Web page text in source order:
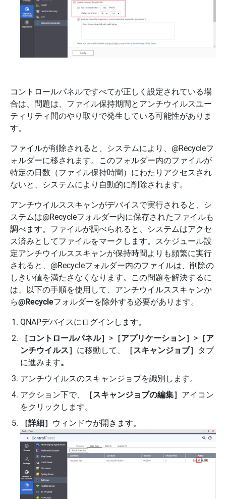
コントロールパネルですべてが正しく設定されている場
合は、問題は、ファイル保持期間とアンチウイルスユー
ティリティ間のやり取りで発生している可能性がありま
す。
ファイルが削除されると、システムにより、@Recycleフ
ォルダーに移されます。このフォルダー内のファイルが
特定の日数（ファイル保持時間）にわたりアクセスされ
ないと、システムにより自動的に削除されます。
アンチウイルススキャンがデバイスで実行されると、シ
ステムは@Recycleフォルダー内に保存されたファイルも
調べます。ファイルが調べられると、システムはアクセ
ス済みとしてファイルをマークします。スケジュール設
定アンチウイルススキャンが保持時間よりも頻繁に実行
されると、@Recycleフォルダー内のファイルは、削除の
しきい値を満たさなくなります。この問題を解決するに
は、以下の手順を使用して、アンチウイルススキャンか
ら@Recycleフォルダーを除外する必要があります。
QNAPデバイスにログインします。
［コントロールパネル］ > ［アプリケーション］ > ［ア
ンチウイルス］ に移動して、 ［スキャンジョブ］
タブ
に進みます。
アンチウイルスのスキャンジョブを識別します。
アクション下で、
［スキャンジョブの編集］ アイコン
をクリックします。
［詳細］
ウィンドウが開きます。